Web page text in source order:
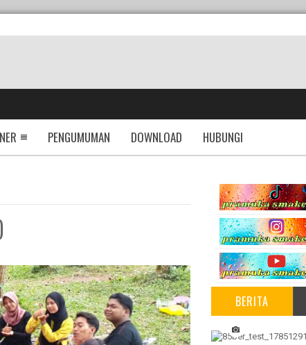
PENGUMUMAN DOWNLOAD HUBUNGI
BERITA